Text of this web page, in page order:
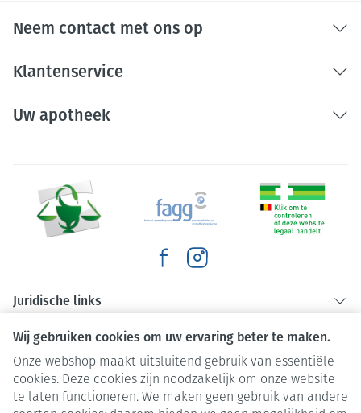
Wij gebruiken cookies om uw ervaring beter te maken.
Onze webshop maakt uitsluitend gebruik van essentiële
cookies. Deze cookies zijn noodzakelijk om onze website
te laten functioneren. We maken geen gebruik van andere
Neem contact met ons op
Klantenservice
Uw apotheek
Juridische links